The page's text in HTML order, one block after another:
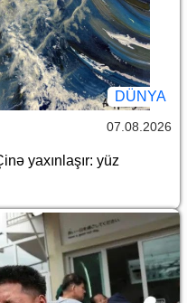
DÜNYA
07.08.2026
yaxınlaşır: yüz